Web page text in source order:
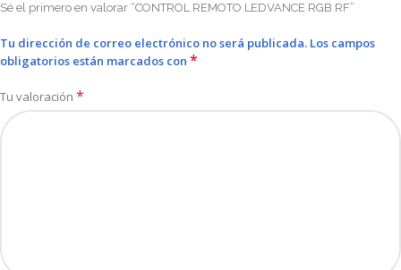
Sé el primero en valorar “CONTROL REMOTO LEDVANCE RGB RF”
Tu dirección de correo electrónico no será publicada. Los campos
obligatorios están marcados con *
Tu valoración *